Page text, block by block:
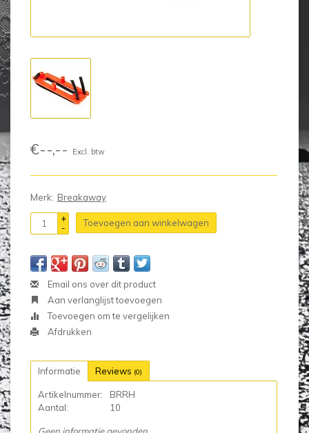
€--,-- Excl. btw
Merk: Breakaway
+
-
Toevoegen aan winkelwagen
Email ons over dit product
Aan verlanglijst toevoegen
Toevoegen om te vergelijken
Afdrukken
Informatie Reviews (0)
Artikelnummer:
BRRH
Aantal:
10